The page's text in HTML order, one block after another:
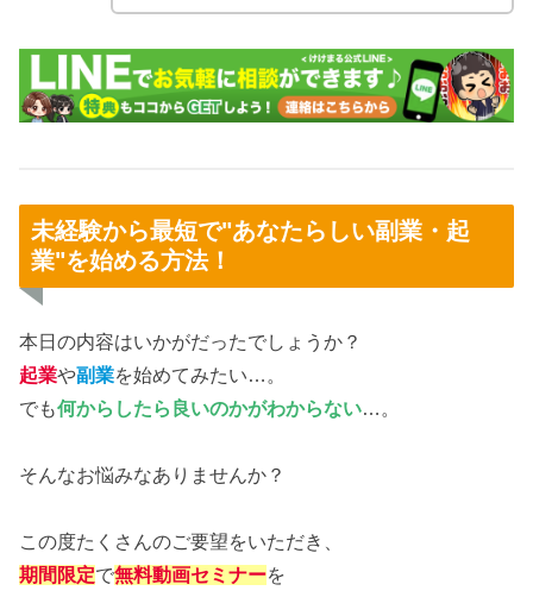
未経験から最短で"あなたらしい副業・起
業"を始める方法！
本日の内容はいかがだったでしょうか？
起業や副業を始めてみたい…。
でも何からしたら良いのかがわからない…。
そんなお悩みなありませんか？
この度たくさんのご要望をいただき、
期間限定で無料動画セミナーを